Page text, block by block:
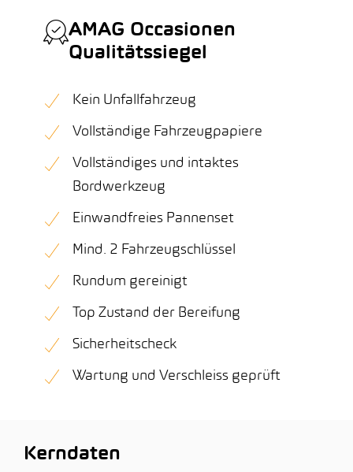
AMAG Occasionen
Qualitätssiegel
Kein Unfallfahrzeug
Vollständige Fahrzeugpapiere
Vollständiges und intaktes
Bordwerkzeug
Einwandfreies Pannenset
Mind. 2 Fahrzeugschlüssel
Rundum gereinigt
Top Zustand der Bereifung
Sicherheitscheck
Wartung und Verschleiss geprüft
Kerndaten